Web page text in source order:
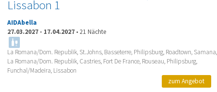
Lissabon 1
AIDAbella
27.03.2027 - 17.04.2027 • 21 Nächte
La Romana/Dom. Republik, St.Johns, Basseterre, Philipsburg, Roadtown, Samana,
La Romana/Dom. Republik, Castries, Fort De France, Rouseau, Philipsburg,
Funchal/Madeira, Lissabon
zum Angebot